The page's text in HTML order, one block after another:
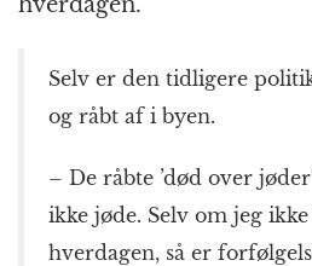
Selv er den tidligere
og råbt af i byen.
– De råbte ’død over
ikke jøde. Selv om jeg
hverdagen, så er